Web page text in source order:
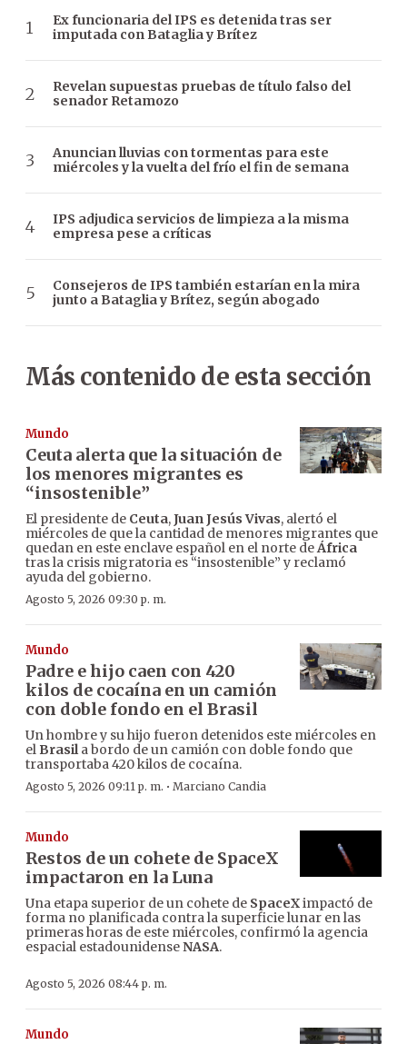
Ex funcionaria del IPS es detenida tras ser
imputada con Bataglia y Brítez
Revelan supuestas pruebas de título falso del
senador Retamozo
Anuncian lluvias con tormentas para este
miércoles y la vuelta del frío el fin de semana
IPS adjudica servicios de limpieza a la misma
empresa pese a críticas
Consejeros de IPS también estarían en la mira
junto a Bataglia y Brítez, según abogado
Más contenido de esta sección
Mundo
Ceuta alerta que la situación de
los menores migrantes es
“insostenible”
El presidente de Ceuta,Juan Jesús Vivas, alertó el
miércoles de que la cantidad de menores migrantes que
quedan en este enclave español en el norte deÁfrica
tras la crisis migratoria es “insostenible” y reclamó
ayuda del gobierno.
Agosto 5, 2026 09:30 p. m.
Mundo
Padre e hijo caen con 420
kilos de cocaína en un camión
con doble fondo en el Brasil
Un hombre y su hijo fueron detenidos este miércoles en
el Brasila bordo de un camión con doble fondo que
transportaba 420 kilos de cocaína.
Agosto 5, 2026 09:11 p. m. · Marciano Candia
Mundo
Restos de un cohete de SpaceX
impactaron en la Luna
Una etapa superior de un cohete de SpaceXimpactó de
forma no planificada contra la superficie lunar en las
primeras horas de este miércoles, confirmó la agencia
espacial estadounidenseNASA.
Agosto 5, 2026 08:44 p. m.
Mundo